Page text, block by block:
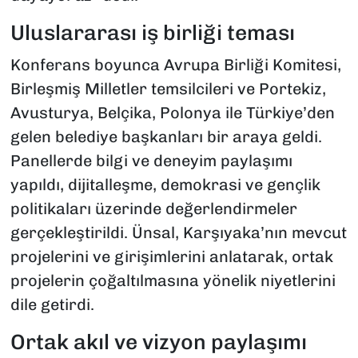
Uluslararası iş birliği teması
Konferans boyunca Avrupa Birliği Komitesi,
Birleşmiş Milletler temsilcileri ve Portekiz,
Avusturya, Belçika, Polonya ile Türkiye’den
gelen belediye başkanları bir araya geldi.
Panellerde bilgi ve deneyim paylaşımı
yapıldı, dijitalleşme, demokrasi ve gençlik
politikaları üzerinde değerlendirmeler
gerçekleştirildi. Ünsal, Karşıyaka’nın mevcut
projelerini ve girişimlerini anlatarak, ortak
projelerin çoğaltılmasına yönelik niyetlerini
dile getirdi.
Ortak akıl ve vizyon paylaşımı